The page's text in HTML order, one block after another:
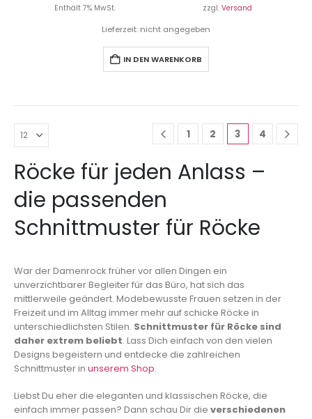
Enthält 7% MwSt. zzgl. Versand
Lieferzeit: nicht angegeben
IN DEN WARENKORB
1 2 3 4
Röcke für jeden Anlass –
die passenden
Schnittmuster für Röcke
War der Damenrock früher vor allen Dingen ein
unverzichtbarer Begleiter für das Büro, hat sich das
mittlerweile geändert. Modebewusste Frauen setzen in der
Freizeit und im Alltag immer mehr auf schicke Röcke in
unterschiedlichsten Stilen. Schnittmuster für Röcke sind
daher extrem beliebt. Lass Dich einfach von den vielen
Designs begeistern und entdecke die zahlreichen
Schnittmuster in unserem Shop.
Liebst Du eher die eleganten und klassischen Röcke, die
einfach immer passen? Dann schau Dir die verschiedenen